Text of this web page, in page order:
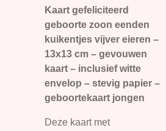
Kaart gefeliciteerd
geboorte zoon eenden
kuikentjes vijver eieren –
13x13 cm – gevouwen
kaart – inclusief witte
envelop – stevig papier –
geboortekaart jongen
Deze kaart met